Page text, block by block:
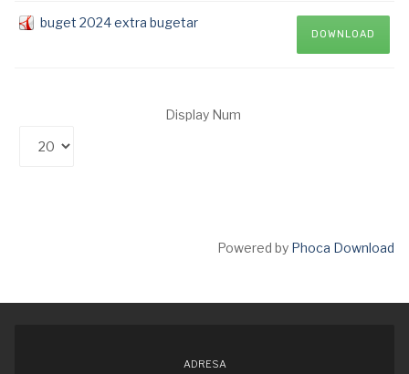
buget 2024 extra bugetar
DOWNLOAD
Display Num
Powered by Phoca Download
ADRESA